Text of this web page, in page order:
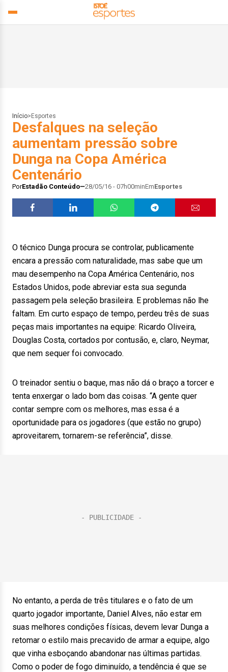
Início> Esportes
Desfalques na seleção
aumentam pressão sobre
Dunga na Copa América
Centenário
PorEstadão Conteúdo 28/05/16 - 07h00minEmEsportes
O técnico Dunga procura se controlar, publicamente
encara a pressão com naturalidade, mas sabe que um
mau desempenho na Copa América Centenário, nos
Estados Unidos, pode abreviar esta sua segunda
passagem pela seleção brasileira. E problemas não lhe
faltam. Em curto espaço de tempo, perdeu três de suas
peças mais importantes na equipe: Ricardo Oliveira,
Douglas Costa, cortados por contusão, e, claro, Neymar,
que nem sequer foi convocado.
O treinador sentiu o baque, mas não dá o braço a torcer e
tenta enxergar o lado bom das coisas. “A gente quer
contar sempre com os melhores, mas essa é a
oportunidade para os jogadores (que estão no grupo)
aproveitarem, tornarem-se referência”, disse.
No entanto, a perda de três titulares e o fato de um
quarto jogador importante, Daniel Alves, não estar em
suas melhores condições físicas, devem levar Dunga a
retomar o estilo mais precavido de armar a equipe, algo
que vinha esboçando abandonar nas últimas partidas.
Como o poder de fogo diminuído, a tendência é que se